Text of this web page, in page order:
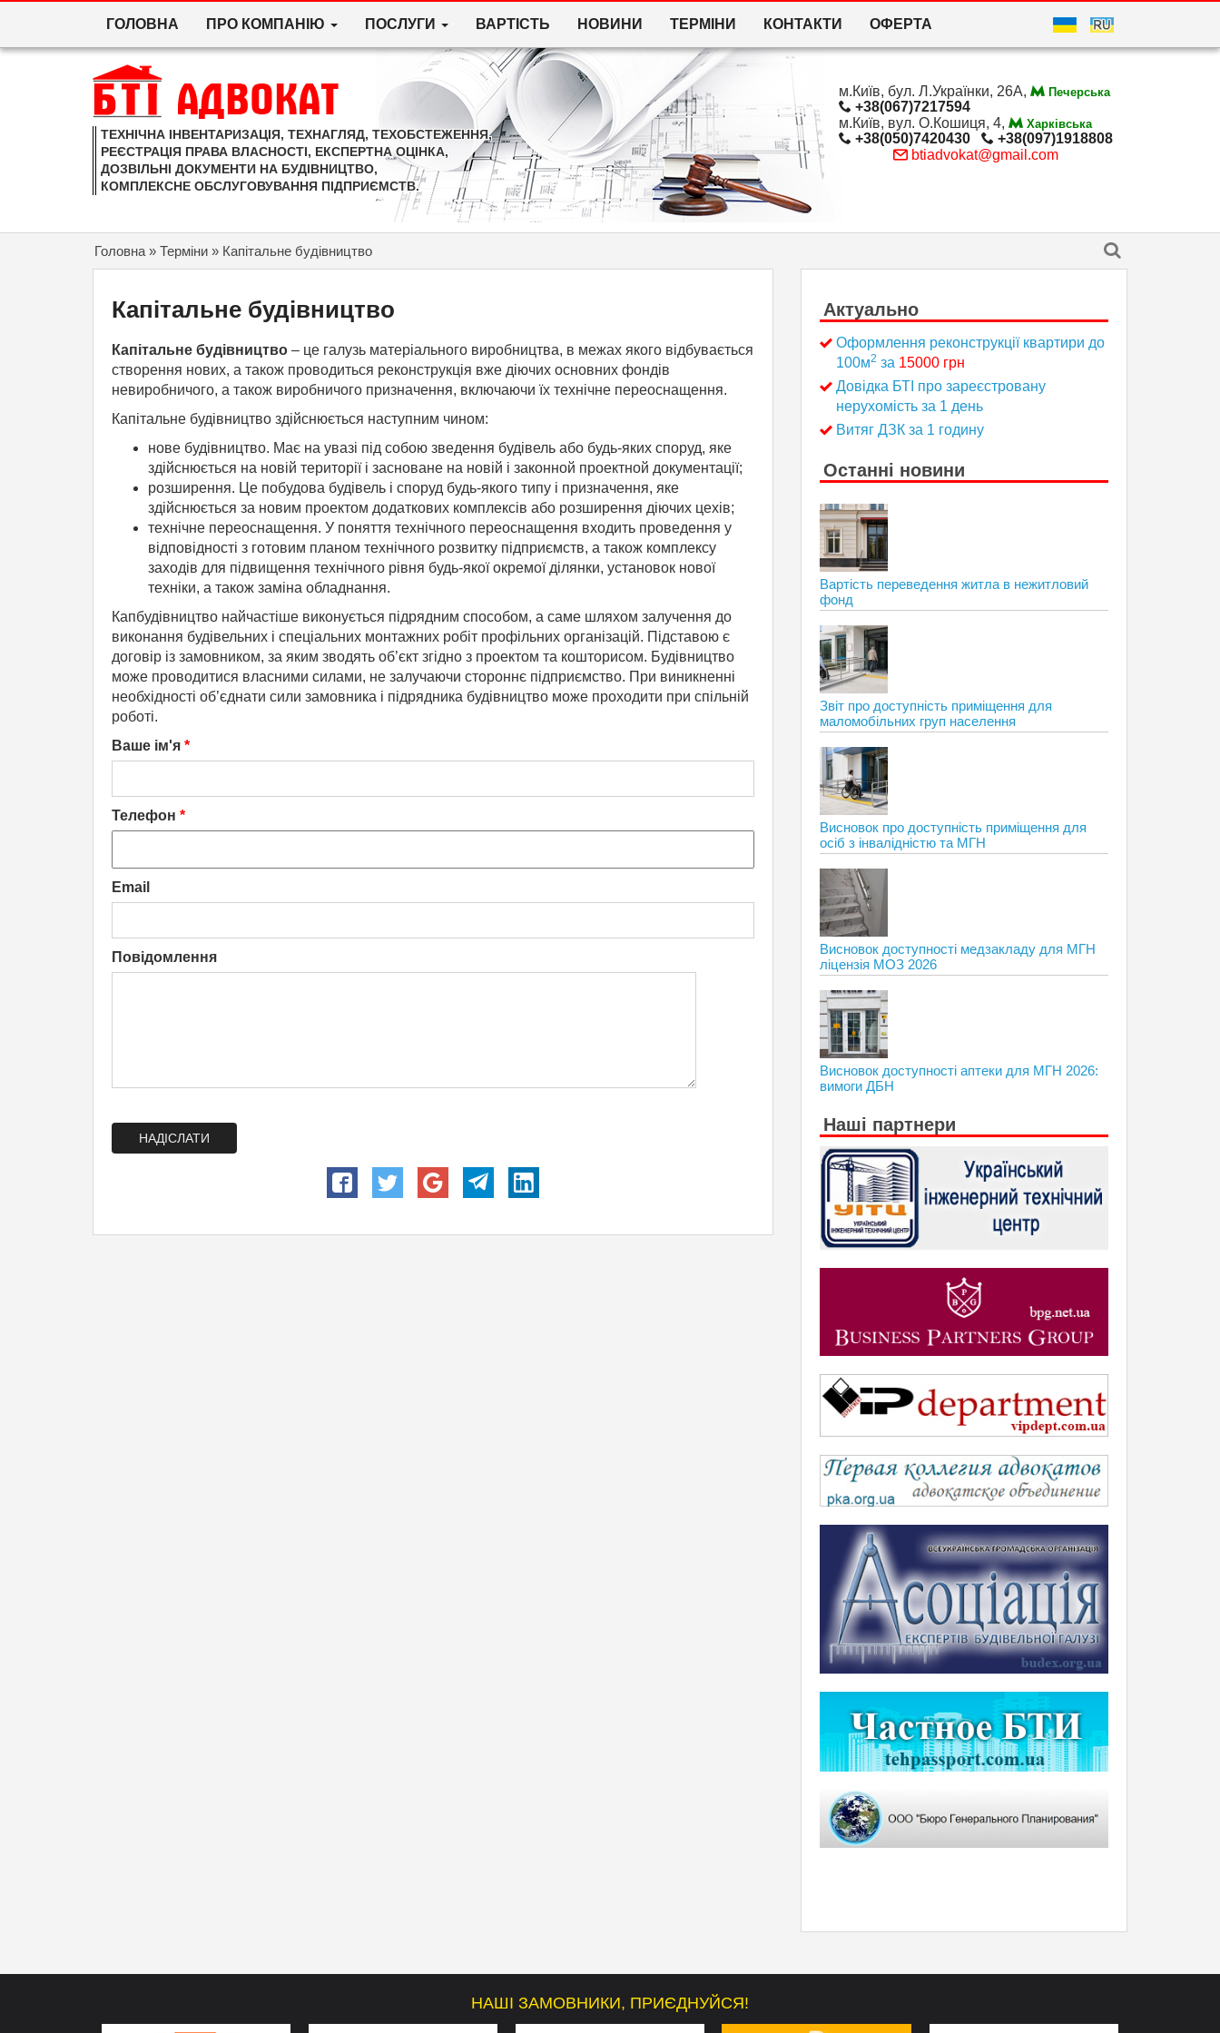
Skip to content
ГОЛОВНА ПРО КОМПАНІЮ ПОСЛУГИ ВАРТІСТЬ НОВИНИ ТЕРМІНИ КОНТАКТИ ОФЕРТА
ТЕХНІЧНА ІНВЕНТАРИЗАЦІЯ, ТЕХНАГЛЯД, ТЕХОБСТЕЖЕННЯ,
РЕЄСТРАЦІЯ ПРАВА ВЛАСНОСТІ, ЕКСПЕРТНА ОЦІНКА,
ДОЗВІЛЬНІ ДОКУМЕНТИ НА БУДІВНИЦТВО,
КОМПЛЕКСНЕ ОБСЛУГОВУВАННЯ ПІДПРИЄМСТВ.
м.Київ, бул. Л.Українки, 26А, Печерська
+38(067)7217594
м.Київ, вул. О.Кошиця, 4,
Харківська
+38(050)7420430
+38(097)1918808
btiadvokat@gmail.com
Головна » Терміни » Капітальне будівництво
Капітальне будівництво
Капітальне будівництво – це галузь матеріального виробництва, в межах якого відбувається
створення нових, а також проводиться реконструкція вже діючих основних фондів
невиробничого, а також виробничого призначення, включаючи їх технічне переоснащення.
Капітальне будівництво здійснюється наступним чином:
нове будівництво. Має на увазі під собою зведення будівель або будь-яких споруд, яке
здійснюється на новій території і засноване на новій і законной проектной документації;
розширення. Це побудова будівель і споруд будь-якого типу і призначення, яке
здійснюється за новим проектом додаткових комплексів або розширення діючих цехів;
технічне переоснащення. У поняття технічного переоснащення входить проведення у
відповідності з готовим планом технічного розвитку підприємств, а також комплексу
заходів для підвищення технічного рівня будь-якої окремої ділянки, установок нової
техніки, а також заміна обладнання.
Капбудівництво найчастіше виконується підрядним способом, а саме шляхом залучення до
виконання будівельних і спеціальних монтажних робіт профільних організацій. Підставою є
договір із замовником, за яким зводять об’єкт згідно з проектом та кошторисом. Будівництво
може проводитися власними силами, не залучаючи стороннє підприємство. При виникненні
необхідності об’єднати сили замовника і підрядника будівництво може проходити при спільній
роботі.
Ваше ім'я *
Телефон *
Email
Повідомлення
НАДІСЛАТИ
Актуально
Оформлення реконструкції квартири до
100м2 за 15000 грн
Довідка БТІ про зареєстровану
нерухомість за 1 день
Витяг ДЗК за 1 годину
Останні новини
Вартість переведення житла в нежитловий
фонд
Звіт про доступність приміщення для
маломобільних груп населення
Висновок про доступність приміщення для
осіб з інвалідністю та МГН
Висновок доступності медзакладу для МГН
ліцензія МОЗ 2026
Висновок доступності аптеки для МГН 2026:
вимоги ДБН
Наші партнери
НАШІ ЗАМОВНИКИ, ПРИЄДНУЙСЯ!